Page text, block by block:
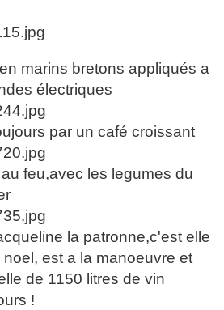
marins bretons appliqués a
électriques
par un café croissant
feu,avec les legumes du
la patronne,c'est elle
est a la manoeuvre et
de 1150 litres de vin
!